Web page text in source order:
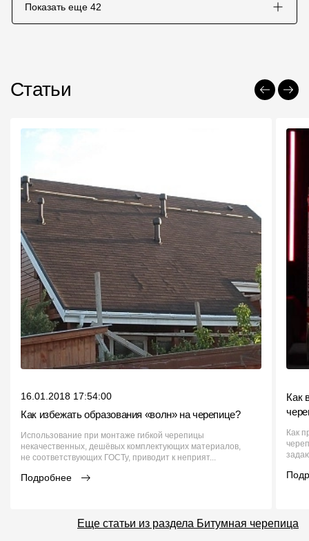
Показать еще 42
Статьи
16.01.2018 17:54:00
Как избежать образования «волн» на черепице?
Использование при монтаже гибкой черепицы
некачественных, дешёвых комплектующих материалов,
не соответствующих ГОСТу, приводит к неприят...
Подробнее
Как
Как
Еще статьи из раздела Битумная черепица